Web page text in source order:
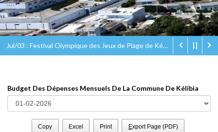
Jul/03 : Festival Olympique des Jeux de Plage de Kélibia Olympic Eco Beach Games
Budget Des Dépenses Mensuels De La Commune De Kélibia
Copy Excel Print Export Page (PDF)